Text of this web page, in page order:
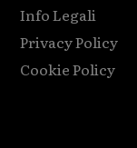
Info Legali
Privacy Policy
Cookie Policy